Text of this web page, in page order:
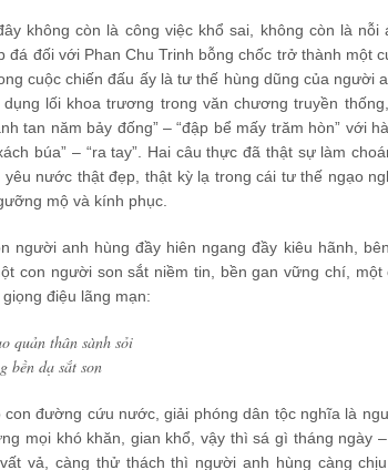
không còn là công việc khổ sai, không còn là nỗi
đá đối với Phan Chu Trinh bỗng chốc trở thành một
cuộc chiến đấu ấy là tư thế hùng dũng của người
lối khoa trương trong văn chương truyền
tan năm bảy đống” – “đập bể mấy trăm hòn” với
búa” – “ra tay”. Hai câu thực đã thật sự làm
nước thật đẹp, thật kỳ lạ trong cái tư thế ngạo
mộ và kính phục.
người anh hùng đầy hiên ngang đầy kiêu hãnh,
con người son sắt niềm tin, bền gan vững chí,
điệu lãng mạn:
quản thân sành sỏi
bền dạ sắt son
đường cứu nước, giải phóng dân tộc nghĩa là
mọi khó khăn, gian khổ, vậy thì sá gì tháng ngày
vả, càng thử thách thì người anh hùng càng